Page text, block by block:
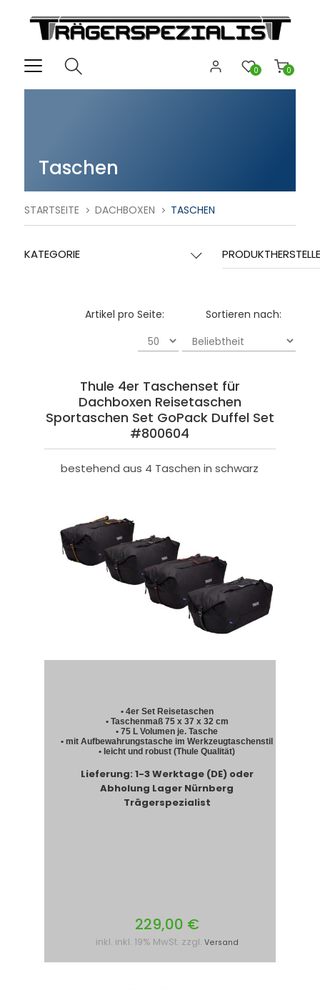
0
0
Taschen
STARTSEITE DACHBOXEN TASCHEN
KATEGORIE
Sortieren nach:
Artikel pro Seite:
Thule 4er Taschenset für
Dachboxen Reisetaschen
Sportaschen Set GoPack Duffel Set
#800604
bestehend aus 4 Taschen in schwarz
• 4er Set Reisetaschen
• Taschenmaß 75 x 37 x 32 cm
• 75 L Volumen je. Tasche
• mit Aufbewahrungstasche im Werkzeugtaschenstil
• leicht und robust (Thule Qualität)
Lieferung: 1-3 Werktage (DE) oder
Abholung Lager Nürnberg
Trägerspezialist
229,00 €
inkl. inkl. 19% MwSt. zzgl. Versand